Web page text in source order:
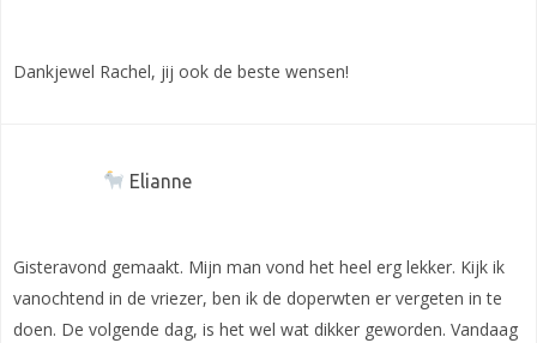
Dankjewel Rachel, jij ook de beste wensen!
Elianne
Gisteravond gemaakt. Mijn man vond het heel erg lekker. Kijk ik
vanochtend in de vriezer, ben ik de doperwten er vergeten in te
doen. De volgende dag, is het wel wat dikker geworden. Vandaag